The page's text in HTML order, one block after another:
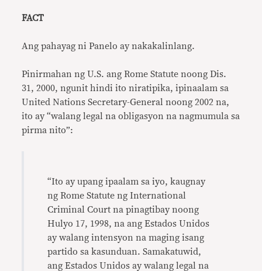
FACT
Ang pahayag ni Panelo ay nakakalinlang.
Pinirmahan ng U.S. ang Rome Statute noong Dis.
31, 2000, ngunit hindi ito niratipika, ipinaalam sa
United Nations Secretary-General noong 2002 na,
ito ay “walang legal na obligasyon na nagmumula sa
pirma nito”:
“Ito ay upang ipaalam sa iyo, kaugnay
ng Rome Statute ng International
Criminal Court na pinagtibay noong
Hulyo 17, 1998, na ang Estados Unidos
ay walang intensyon na maging isang
partido sa kasunduan. Samakatuwid,
ang Estados Unidos ay walang legal na